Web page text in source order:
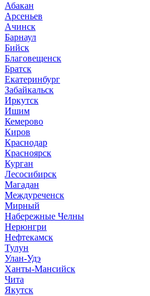
Абакан
Арсеньев
Ачинск
Барнаул
Бийск
Благовещенск
Братск
Екатеринбург
Забайкальск
Иркутск
Ишим
Кемерово
Киров
Краснодар
Красноярск
Курган
Лесосибирск
Магадан
Междуреченск
Мирный
Набережные Челны
Нерюнгри
Нефтекамск
Тулун
Улан-Удэ
Ханты-Мансийск
Чита
Якутск